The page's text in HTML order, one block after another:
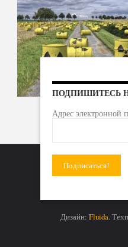
Дизайн: Fluida.
ПОДПИШИТЕСЬ
Адрес электронной